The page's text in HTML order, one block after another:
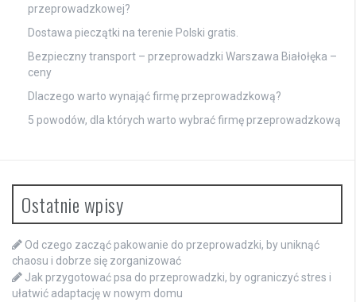
przeprowadzkowej?
Dostawa pieczątki na terenie Polski gratis.
Bezpieczny transport – przeprowadzki Warszawa Białołęka –
ceny
Dlaczego warto wynająć firmę przeprowadzkową?
5 powodów, dla których warto wybrać firmę przeprowadzkową
Ostatnie wpisy
Od czego zacząć pakowanie do przeprowadzki, by uniknąć
chaosu i dobrze się zorganizować
Jak przygotować psa do przeprowadzki, by ograniczyć stres i
ułatwić adaptację w nowym domu